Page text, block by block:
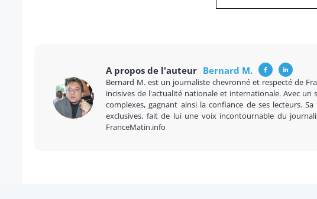
A propos de l'auteur Bernard M.
Bernard M. est un journaliste chevronné et respecté de
incisives de l'actualité nationale et internationale. Avec
complexes, gagnant ainsi la confiance de ses lecteurs.
exclusives, fait de lui une voix incontournable du
FranceMatin.info